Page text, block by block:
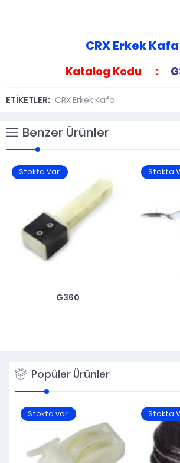
CRX Erkek Kafa
Katalog Kodu :
ETİKETLER: CRX Erkek Kafa
Benzer Ürünler
Stokta Var.
G360
Stokta
Popüler Ürünler
Stokta var. Stokta